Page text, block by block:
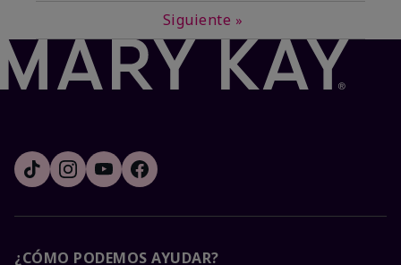
Siguiente »
¿CÓMO PODEMOS AYUDAR?